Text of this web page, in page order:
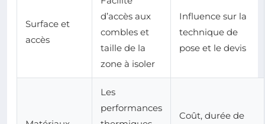
Surface et
accès
d’accès aux
combles et
taille de la
zone à isoler
Influence sur la
technique de
pose et le devis
Les
performances
Coût, durée de